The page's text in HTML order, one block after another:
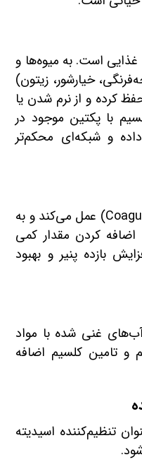
غذایی است. به میوه‌ها و
خیارشور، زیتون)
کرده و از نرم شدن یا
با پکتین موجود در
و شبکه‌ای محکم‌تر
به عنوان یک منعقد کننده (Coagulant) عمل می‌کند و به
کردن مقدار کمی
بازده پنیر و بهبود
غنی شده با مواد
و تامین کلسیم اضافه
تنظیم‌کننده اسیدیته